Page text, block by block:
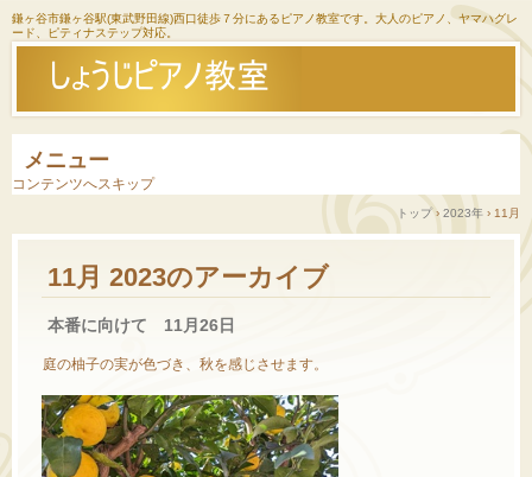
鎌ヶ谷市鎌ヶ谷駅(東武野田線)西口徒歩７分にあるピアノ教室です。大人のピアノ、ヤマハグレ
ード、ピティナステップ対応。
メニュー
コンテンツへスキップ
トップ › 2023年 › 11月
11月 2023のアーカイブ
本番に向けて 11月26日
庭の柚子の実が色づき、秋を感じさせます。